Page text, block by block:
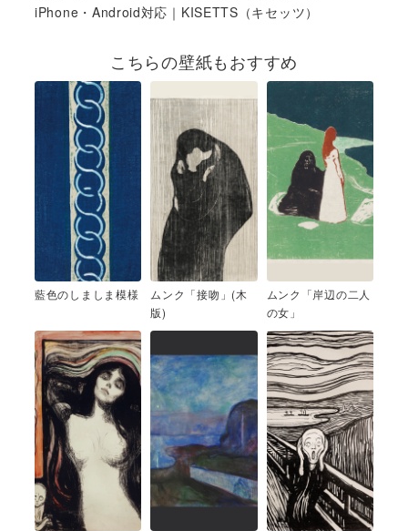
iPhone・Android対応｜KISETTS（キセッツ）
こちらの壁紙もおすすめ
藍色のしましま模様
ムンク「接吻」(木
版)
ムンク「岸辺の二人
の女」